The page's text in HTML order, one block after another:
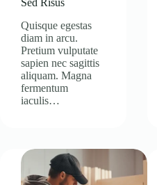
Sed Risus
Quisque egestas
diam in arcu.
Pretium vulputate
sapien nec sagittis
aliquam. Magna
fermentum
iaculis…